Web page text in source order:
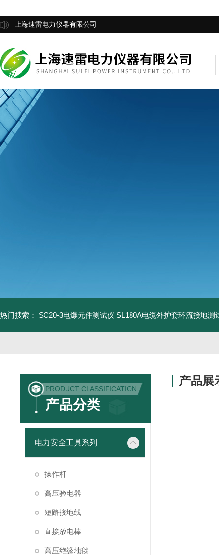
上海速雷电力仪器有限公司
热门搜索： SC20-3电爆元件测试仪 SL180A电缆外护套环流接地测
PRODUCT CLASSIFICATION
产品分类
电力安全工具系列
操作杆
高压验电器
短路接地线
直接放电棒
高压绝缘地毯
产品展